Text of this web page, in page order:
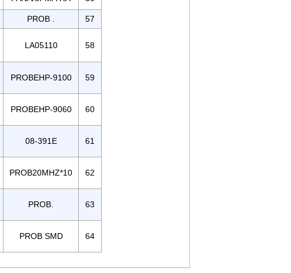
PROB . 57
LA05110 58
PROBEHP-9100 59
PROBEHP-9060 60
08-391E 61
PROB20MHZ*10 62
PROB. 63
PROB SMD 64